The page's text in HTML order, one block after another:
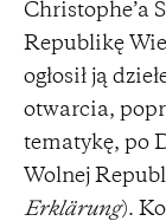
Christophe’a
Republikę
ogłosił ją
otwarcia,
tematykę, po
Wolnej
Erklärung).